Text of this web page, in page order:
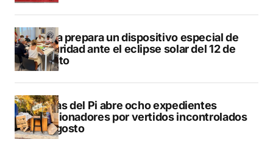
Xàbia prepara un dispositivo especial de
seguridad ante el eclipse solar del 12 de
agosto
L’Alfàs del Pi abre ocho expedientes
sancionadores por vertidos incontrolados
en agosto